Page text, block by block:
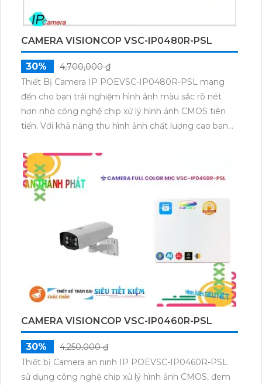
CAMERA VISIONCOP VSC-IP0480R-PSL
30%
4,700,000 ₫
Thiết Bị Camera IP POEVSC-IP0480R-PSL mang
đến cho bạn trải nghiệm hình ảnh màu sắc rõ nét
hơn nhờ công nghệ chip xử lý hình ảnh CMOS tiên
tiến. Với khả năng thu hình ảnh chất lượng cao ban
Ngoại, camera này giúp bạn quan sát mọi góc độ
trong mọi điều kiện ánh sáng. Sử dụng IP POE để
truyền tải hình ảnh qua mạng màu sắc sáng đẹp 8.0
MP và lưu trữ lâu hơn với hệ thống nén dữ liệu
H.265+/H.265/H.264+/H.264. Ngoài ra, công nghệ nhìn
đêm chất lượng Starlight còn giúp camera hoạt
động hiệu quả trong điều kiện ánh sáng yếu, đảm
bảo bạn không bỏ lỡ bất kỳ chi tiết nào quan trọng.
CAMERA VISIONCOP VSC-IP0460R-PSL
30%
4,250,000 ₫
Thiết bị Camera an ninh IP POEVSC-IP0460R-PSL
sử dụng công nghệ chip xử lý hình ảnh CMOS, đem